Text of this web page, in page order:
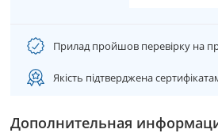
Прилад пройшов перевірку на
Якість підтверджена
Дополнительная